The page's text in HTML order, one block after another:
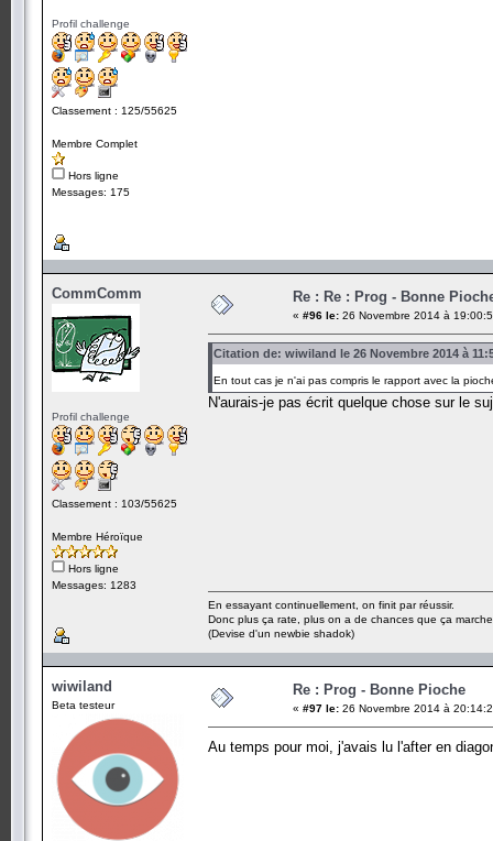
Profil challenge
Classement : 125/55625
Membre Complet
Hors ligne
Messages: 175
CommComm
Profil challenge
Classement : 103/55625
Membre Héroïque
Hors ligne
Messages: 1283
Re : Re : Prog - Bonne
« #96 le: 26 Novembre 2014 à
Citation de: wiwiland le 26 Novembre 2014 à
En tout cas je n'ai pas compris le rapport avec la
N'aurais-je pas écrit quelque chose sur le
En essayant continuellement, on finit par réussir.
Donc plus ça rate, plus on a de chances que ça
(Devise d'un newbie shadok)
wiwiland
Beta testeur
Re : Prog - Bonne Pioche
« #97 le: 26 Novembre 2014 à
Au temps pour moi, j'avais lu l'after en